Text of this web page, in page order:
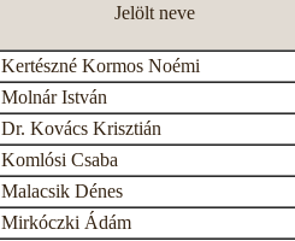
Jelölt neve
Kertészné Kormos Noémi
Molnár István
Dr. Kovács Krisztián
Komlósi Csaba
Malacsik Dénes
Mirkóczki Ádám